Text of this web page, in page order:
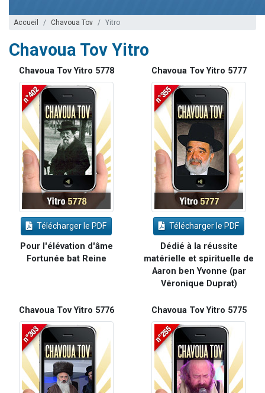
30 personnes viennent de faire un don pour Sauvez la jambe de Yohan
Il reste 49 places pour étudier en groupe sur Zoom
29 personnes viennent de demander une bénédiction
Accueil Chavoua Tov Yitro
Chavoua Tov Yitro
Chavoua Tov Yitro 5778
Télécharger le PDF
Pour l'élévation d'âme
Fortunée bat Reine
Chavoua Tov Yitro 5777
Télécharger le PDF
Dédié à la réussite
matérielle et spirituelle de
Aaron ben Yvonne (par
Véronique Duprat)
Chavoua Tov Yitro 5776 Chavoua Tov Yitro 5775